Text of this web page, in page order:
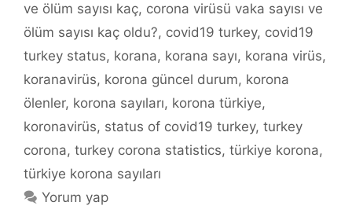
ve ölüm sayısı kaç, corona virüsü vaka sayısı ve
ölüm sayısı kaç oldu?, covid19 turkey, covid19
turkey status, korana, korana sayı, korana virüs,
koranavirüs, korona güncel durum, korona
ölenler, korona sayıları, korona türkiye,
koronavirüs, status of covid19 turkey, turkey
corona, turkey corona statistics, türkiye korona,
türkiye korona sayıları
Yorum yap